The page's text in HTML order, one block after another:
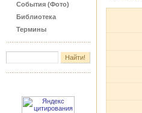
События (Фото)
Библиотека
Термины